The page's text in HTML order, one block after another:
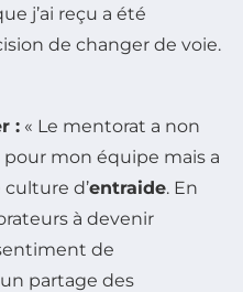
j’ai reçu a été
de changer de voie.
: « Le mentorat a non
mon équipe mais a
d’entraide. En
à devenir
de
partage des